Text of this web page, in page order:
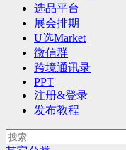
选品平台
展会排期
U选Market
微信群
跨境通讯录
PPT
注册&登录
发布教程